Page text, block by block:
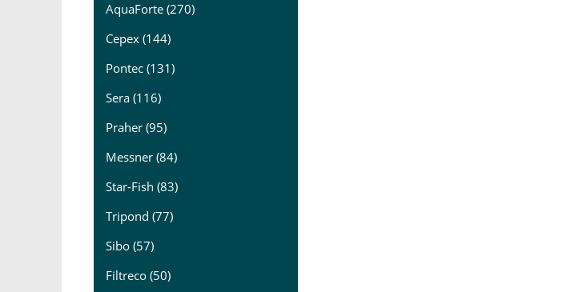
AquaForte (270)
Cepex (144)
Pontec (131)
Sera (116)
Praher (95)
Messner (84)
Star-Fish (83)
Tripond (77)
Sibo (57)
Filtreco (50)